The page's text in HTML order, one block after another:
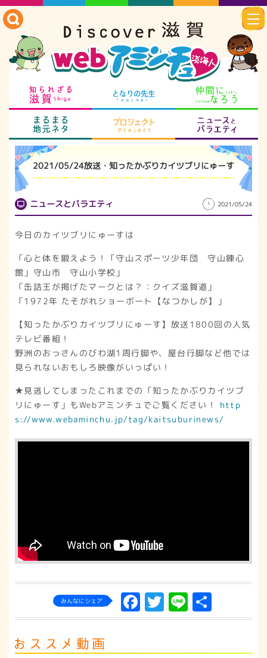
知られざる滋賀 となりの先生
まるまる地元ネタ プロジェクト
2021/05/24放送・知ったかぶりカイツブリにゅーす
ニュースとバラエティ 2021/05/24
今日のカイツブリにゅーすは
「心と体を鍛えよう！「守山スポーツ少年団 守山錬心
館」守山市 守山小学校」
「缶詰王が掲げたマークとは？：クイズ滋賀道」
「1972年 たそがれショーボート【なつかしが】」
【知ったかぶりカイツブリにゅーす】放送1800回の人気
テレビ番組！
野洲のおっさんのびわ湖1周行脚や、屋台行脚など他では
見られないおもしろ映像がいっぱい！
★見逃してしまったこれまでの「知ったかぶりカイツブ
リにゅーす」もWebアミンチュでご覧ください！ http
s://www.webaminchu.jp/tag/kaitsuburinews/
みんなにシェア Facebook
Twitter
Line
有